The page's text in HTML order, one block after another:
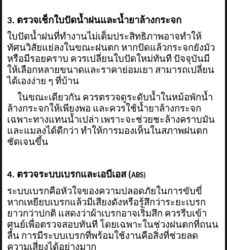
3. ตรวจเช็กใบปัดน้ำฝนและน้ำยาล้างกระจก
ใบปัดน้ำฝนที่ทำงานไม่เต็มประสิทธิภาพอาจทำให้
ทัศนวิสัยแย่ลงในขณะฝนตก หากปัดแล้วกระจกยังมัว
หรือมีรอยคราบ ควรเปลี่ยนใบปัดใหม่ทันที ปัจจุบันมี
ให้เลือกหลายขนาดและราคาย่อมเยา สามารถเปลี่ยน
ได้เองง่าย ๆ ที่บ้าน
ในขณะเดียวกัน ควรตรวจดูระดับน้ำในหม้อพักน้ำ
ล้างกระจกให้เพียงพอ และควรใช้น้ำยาล้างกระจก
เฉพาะทางแทนน้ำเปล่า เพราะจะช่วยชะล้างคราบมัน
และแมลงได้ดีกว่า ทำให้การมองเห็นในสภาพฝนตก
ชัดเจนขึ้น
4. ตรวจระบบเบรกและเอบีเอส (ABS)
ระบบเบรกคือหัวใจของความปลอดภัยในการขับขี่
หากเหยียบเบรกแล้วมีเสียงดังหรือรู้สึกว่าระยะเบรก
ยาวกว่าปกติ แสดงว่าผ้าเบรกอาจเริ่มสึก ควรรีบเข้า
ศูนย์เพื่อตรวจสอบทันที โดยเฉพาะในช่วงฝนตกที่ถนน
ลื่น การมีระบบเบรกที่พร้อมใช้งานคือสิ่งที่ช่วยลด
ความเสี่ยงได้อย่างมาก